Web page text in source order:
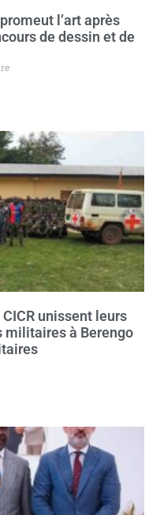
l’art après
de dessin et de
unissent leurs
militaires à Berengo